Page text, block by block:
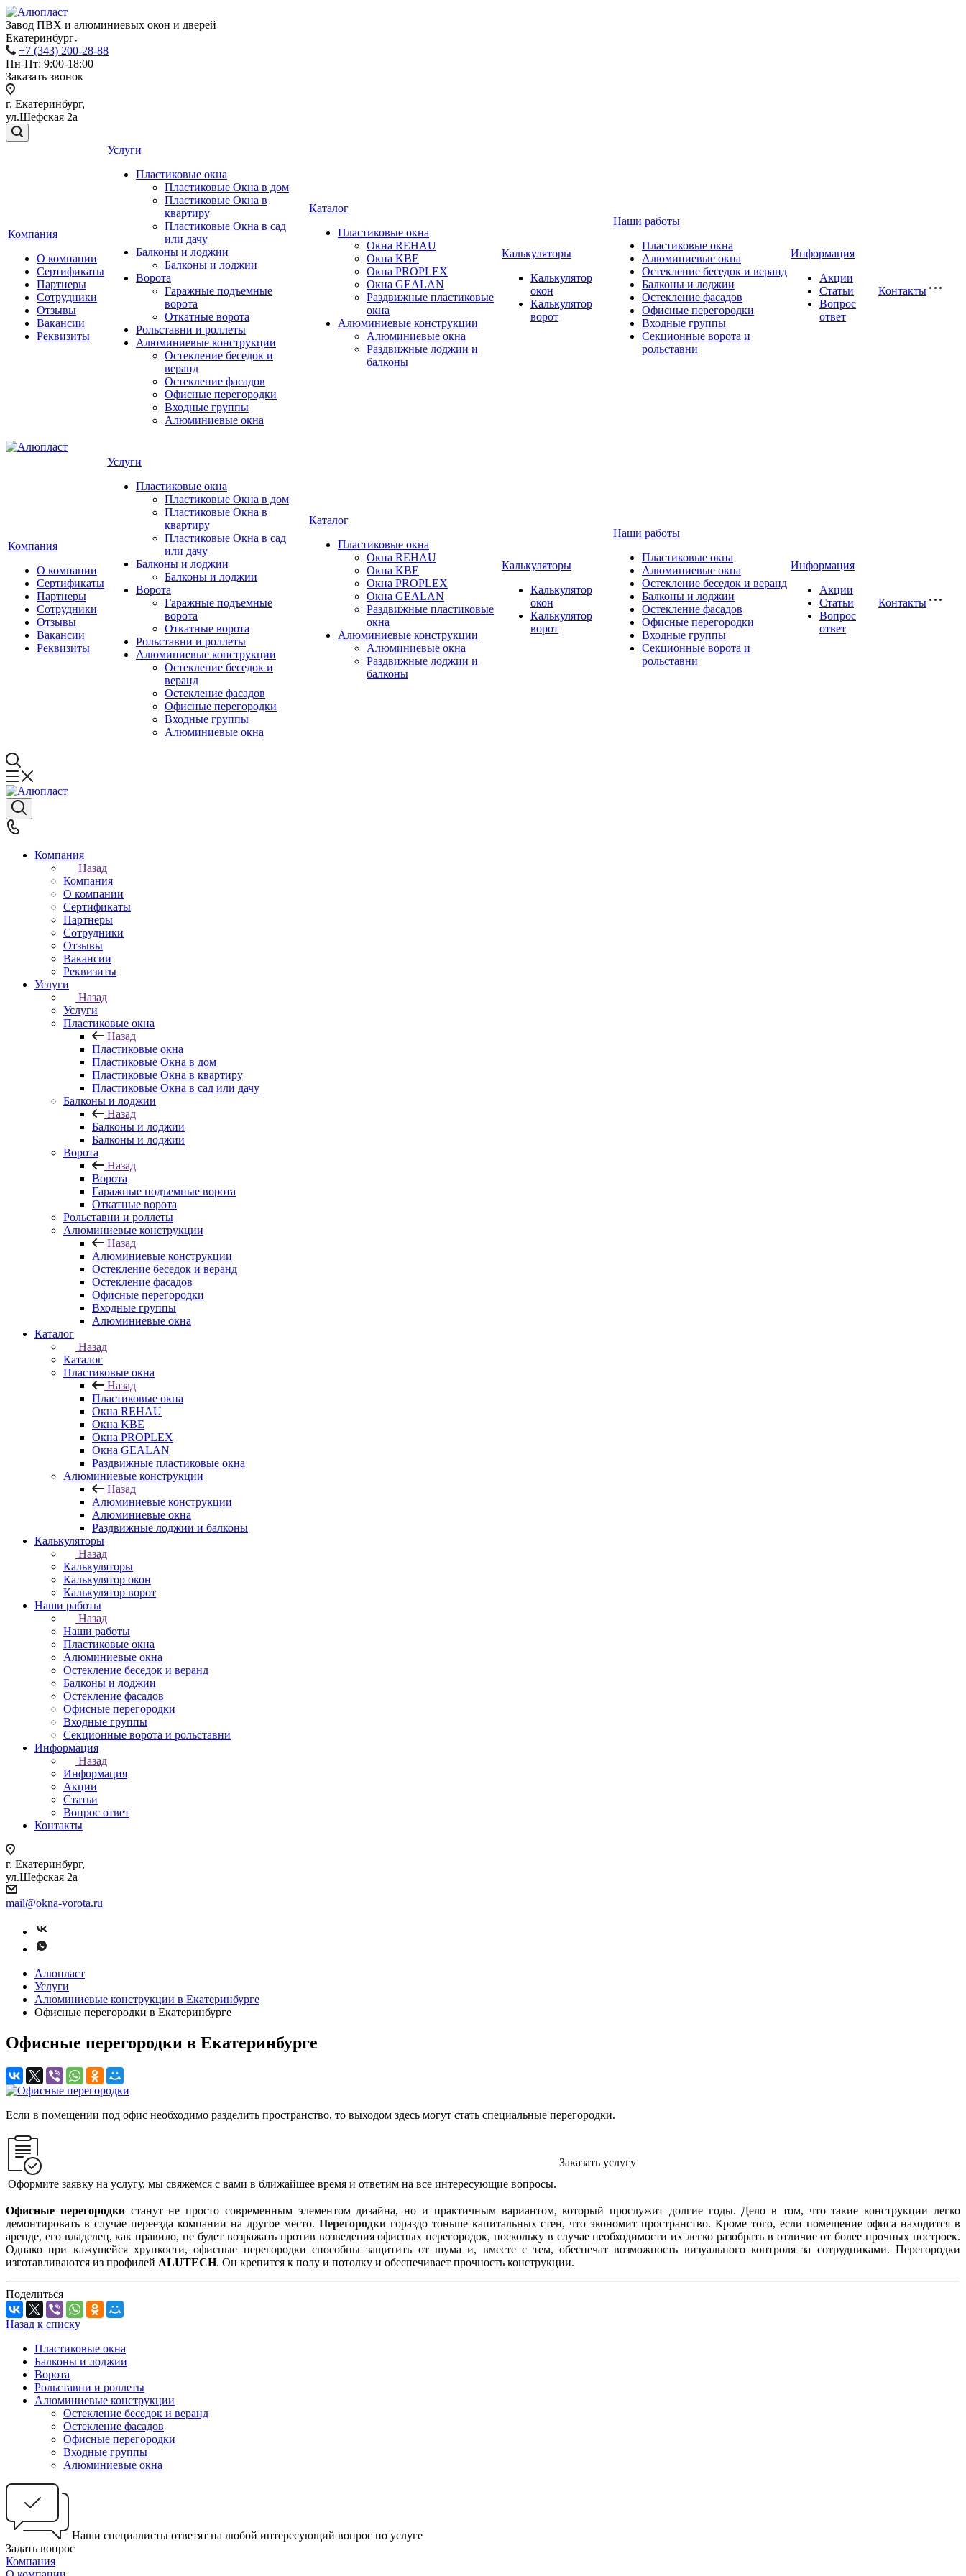
Завод ПВХ и алюминиевых окон и дверей
Екатеринбург
+7 (343) 200-28-88
Пн-Пт: 9:00-18:00
Заказать звонок
г. Екатеринбург,
ул.Шефская 2а
Компания
О компании
Сертификаты
Партнеры
Сотрудники
Отзывы
Вакансии
Реквизиты
Услуги
Пластиковые окна
Пластиковые Окна в дом
Пластиковые Окна в
квартиру
Пластиковые Окна в сад
или дачу
Балконы и лоджии
Балконы и лоджии
Ворота
Гаражные подъемные
ворота
Откатные ворота
Рольставни и роллеты
Алюминиевые конструкции
Остекление беседок и
веранд
Остекление фасадов
Офисные перегородки
Входные группы
Алюминиевые окна
Каталог
Пластиковые окна
Окна REHAU
Окна KBE
Окна PROPLEX
Окна GEALAN
Раздвижные пластиковые
окна
Алюминиевые конструкции
Алюминиевые окна
Раздвижные лоджии и
балконы
Калькуляторы
Калькулятор
окон
Калькулятор
ворот
Наши работы
Пластиковые окна
Алюминиевые окна
Остекление беседок и веранд
Балконы и лоджии
Остекление фасадов
Офисные перегородки
Входные группы
Секционные ворота и
рольставни
Информация
Акции
Статьи
Вопрос
ответ
Контакты
Компания
О компании
Сертификаты
Партнеры
Сотрудники
Отзывы
Вакансии
Реквизиты
Услуги
Пластиковые окна
Пластиковые Окна в дом
Пластиковые Окна в
квартиру
Пластиковые Окна в сад
или дачу
Балконы и лоджии
Балконы и лоджии
Ворота
Гаражные подъемные
ворота
Откатные ворота
Рольставни и роллеты
Алюминиевые конструкции
Остекление беседок и
веранд
Остекление фасадов
Офисные перегородки
Входные группы
Алюминиевые окна
Каталог
Пластиковые окна
Окна REHAU
Окна KBE
Окна PROPLEX
Окна GEALAN
Раздвижные пластиковые
окна
Алюминиевые конструкции
Алюминиевые окна
Раздвижные лоджии и
балконы
Калькуляторы
Калькулятор
окон
Калькулятор
ворот
Наши работы
Пластиковые окна
Алюминиевые окна
Остекление беседок и веранд
Балконы и лоджии
Остекление фасадов
Офисные перегородки
Входные группы
Секционные ворота и
рольставни
Информация
Акции
Статьи
Вопрос
ответ
Контакты
Компания
Назад
Компания
О компании
Сертификаты
Партнеры
Сотрудники
Отзывы
Вакансии
Реквизиты
Услуги
Назад
Услуги
Пластиковые окна
Назад
Пластиковые окна
Пластиковые Окна в дом
Пластиковые Окна в квартиру
Пластиковые Окна в сад или дачу
Балконы и лоджии
Назад
Балконы и лоджии
Балконы и лоджии
Ворота
Назад
Ворота
Гаражные подъемные ворота
Откатные ворота
Рольставни и роллеты
Алюминиевые конструкции
Назад
Алюминиевые конструкции
Остекление беседок и веранд
Остекление фасадов
Офисные перегородки
Входные группы
Алюминиевые окна
Каталог
Назад
Каталог
Пластиковые окна
Назад
Пластиковые окна
Окна REHAU
Окна KBE
Окна PROPLEX
Окна GEALAN
Раздвижные пластиковые окна
Алюминиевые конструкции
Назад
Алюминиевые конструкции
Алюминиевые окна
Раздвижные лоджии и балконы
Калькуляторы
Назад
Калькуляторы
Калькулятор окон
Калькулятор ворот
Наши работы
Назад
Наши работы
Пластиковые окна
Алюминиевые окна
Остекление беседок и веранд
Балконы и лоджии
Остекление фасадов
Офисные перегородки
Входные группы
Секционные ворота и рольставни
Информация
Назад
Информация
Акции
Статьи
Вопрос ответ
Контакты
г. Екатеринбург,
ул.Шефская 2а
mail@okna-vorota.ru
Алюпласт
Услуги
Алюминиевые конструкции в Екатеринбурге
Офисные перегородки в Екатеринбурге
Офисные перегородки в Екатеринбурге
Если в помещении под офис необходимо разделить пространство, то выходом здесь могут стать специальные перегородки.
Оформите заявку на услугу, мы свяжемся с вами в ближайшее время и ответим на все интересующие вопросы.
Заказать услугу
Офисные перегородкистанут не просто современным элементом дизайна, но и практичным вариантом, который прослужит долгие годы. Дело в том, что такие конструкции легко
демонтировать в случае переезда компании на другое место. Перегородки гораздо тоньше капитальных стен, что экономит пространство. Кроме того, если помещение офиса находится в
аренде, его владелец, как правило, не будет возражать против возведения офисных перегородок, поскольку в случае необходимости их легко разобрать в отличие от более прочных построек.
Однако при кажущейся хрупкости, офисные перегородки способны защитить от шума и, вместе с тем, обеспечат возможность визуального контроля за сотрудниками. Перегородки
изготавливаются из профилей ALUTECH. Он крепится к полу и потолку и обеспечивает прочность конструкции.
Поделиться
Назад к списку
Пластиковые окна
Балконы и лоджии
Ворота
Рольставни и роллеты
Алюминиевые конструкции
Остекление беседок и веранд
Остекление фасадов
Офисные перегородки
Входные группы
Алюминиевые окна
Наши специалисты ответят на любой интересующий вопрос по услуге
Задать вопрос
Компания